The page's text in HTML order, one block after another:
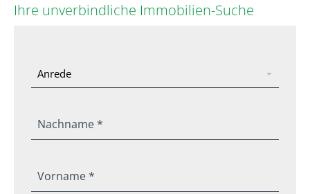
Ihre unverbindliche Immobilien-Suche
Nachname *
Vorname *